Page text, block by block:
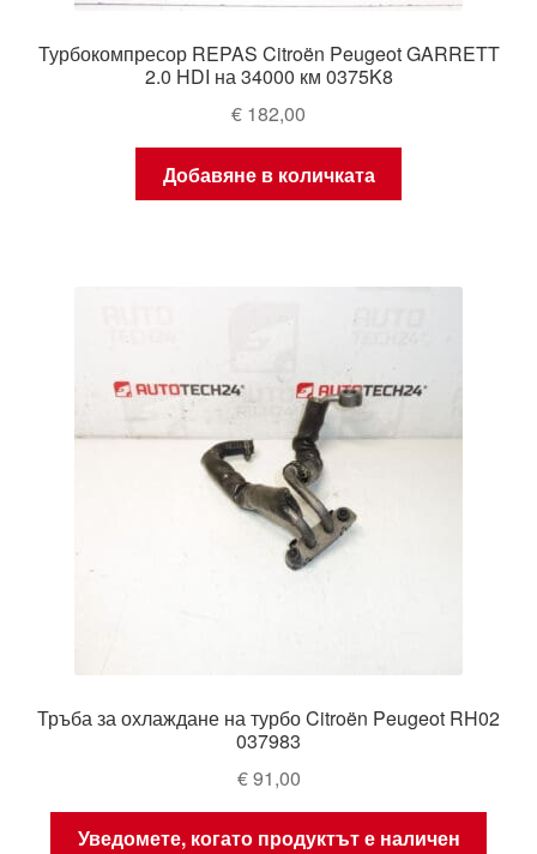
Турбокомпресор REPAS Citroën Peugeot GARRETT
2.0 HDI на 34000 км 0375K8
€ 182,00
Добавяне в количката
Тръба за охлаждане на турбо Citroën Peugeot RH02
037983
€91,00
Уведомете, когато продуктът е наличен